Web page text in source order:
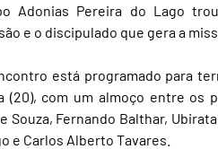
Adonias Pereira do Lago
e o discipulado que gera a
está programado para
(20), com um almoço entre os
Fernando Balthar,
e Carlos Alberto Tavares.